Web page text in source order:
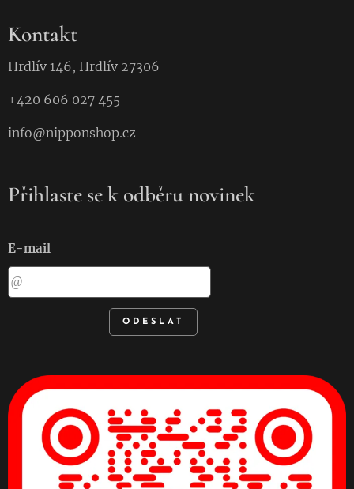
Kontakt
Hrdlív 146, Hrdlív 27306
+420 606 027 455
info@nipponshop.cz
Přihlaste se k odběru novinek
E-mail
ODESLAT